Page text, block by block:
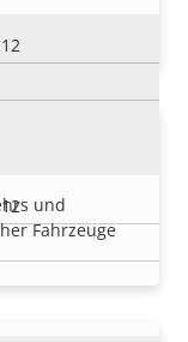
Video
und
Fahrzeuge